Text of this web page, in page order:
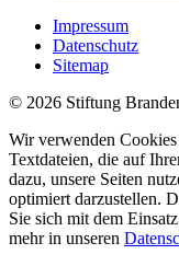
Impressum
Datenschutz
Sitemap
© 2026 Stiftung
Wir verwenden
Textdateien, die auf
dazu, unsere Seiten
optimiert darzustellen.
Sie sich mit dem
mehr in unseren